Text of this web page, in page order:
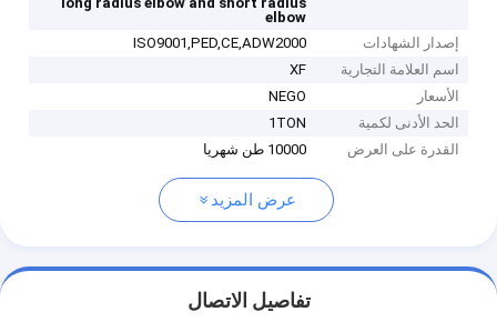
elbow
إصدار الشهادات
ISO9001,PED,CE,ADW2000
اسم العلامة التجارية
XF
الأسعار
NEGO
الحد الأدنى لكمية
1TON
القدرة على العرض
10000 طن شهريا
عرض المزيد
تفاصيل الاتصال